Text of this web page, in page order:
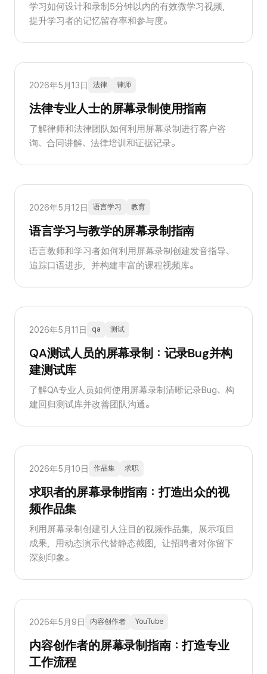
学习如何设计和录制5分钟以内的有效微学习视频，
提升学习者的记忆留存率和参与度。
2026年5月13日 法律 律师
法律专业人士的屏幕录制使用指南
了解律师和法律团队如何利用屏幕录制进行客户咨
询、合同讲解、法律培训和证据记录。
2026年5月12日 语言学习 教育
语言学习与教学的屏幕录制指南
语言教师和学习者如何利用屏幕录制创建发音指导、
追踪口语进步，并构建丰富的课程视频库。
2026年5月11日 qa 测试
QA测试人员的屏幕录制：记录Bug并构
建测试库
了解QA专业人员如何使用屏幕录制清晰记录Bug、构
建回归测试库并改善团队沟通。
2026年5月10日 作品集 求职
求职者的屏幕录制指南：打造出众的视
频作品集
利用屏幕录制创建引人注目的视频作品集，展示项目
成果，用动态演示代替静态截图，让招聘者对你留下
深刻印象。
2026年5月9日 内容创作者 YouTube
内容创作者的屏幕录制指南：打造专业
工作流程